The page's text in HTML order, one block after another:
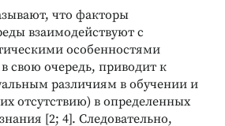
что факторы
взаимодействуют с
особенностями
свою очередь, приводит к
различиям в обучении и
отсутствию) в определенных
[2; 4]. Следовательно,